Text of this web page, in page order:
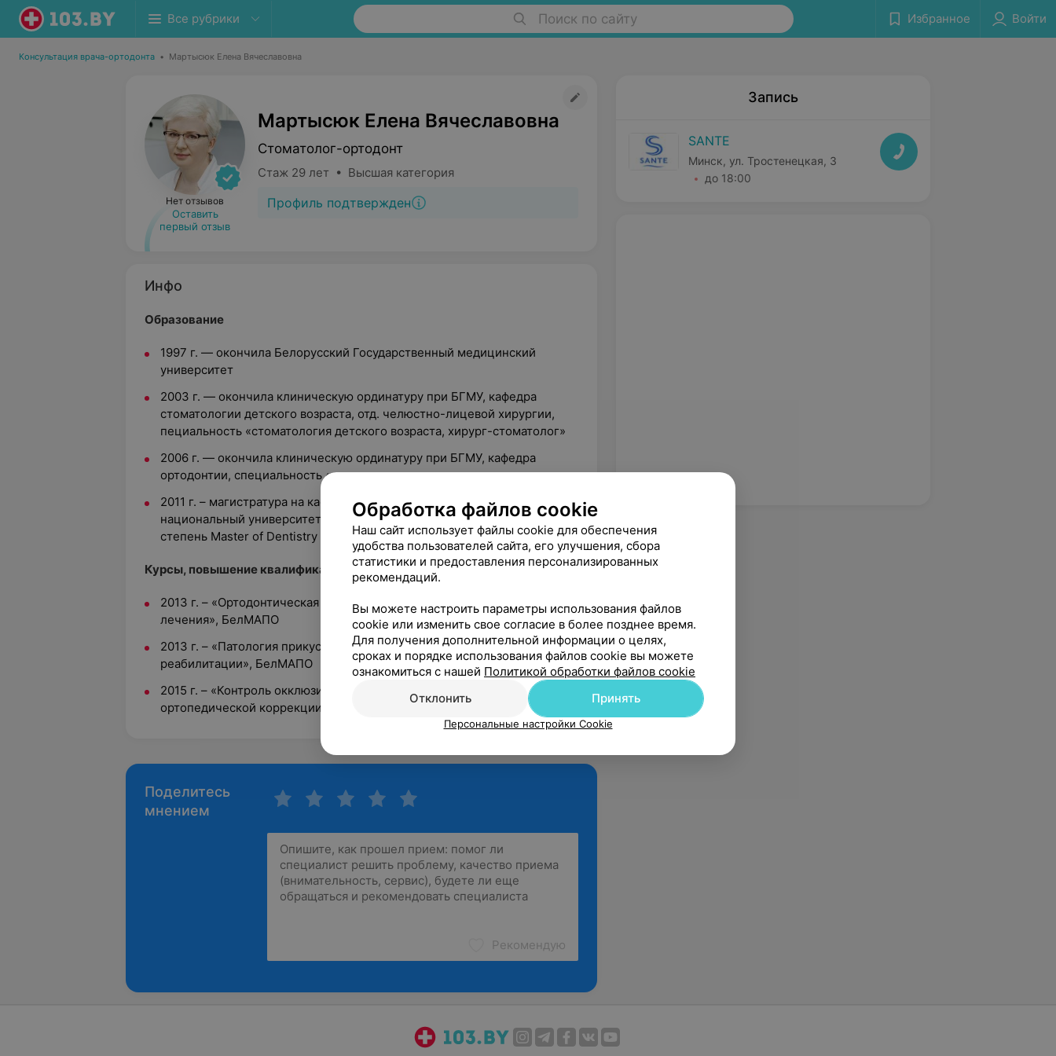
Все рубрики Поиск по сайту Избранное Войти
Консультация врача-ортодонта • Мартысюк Елена Вячеславовна
Нет отзывов
Оставить
первый отзыв
Мартысюк Елена Вячеславовна
Стоматолог-ортодонт
Стаж 29 лет • Высшая категория
Профиль подтвержден
Инфо
Образование
1997 г. — окончила Белорусский Государственный медицинский
университет
2003 г. — окончила клиническую ординатуру при БГМУ, кафедра
стоматологии детского возраста, отд. челюстно-лицевой хирургии,
пециальность «стоматология детского возраста, хирург-стоматолог»
2006 г. — окончила клиническую ординатуру при БГМУ, кафедра
ортодонтии, специальность «ортодонт»
2011 г. – магистратура на кафедре ортодонтии , Корейский
национальный университет (Южная Корея, г. Дэгу), присвоена ученая
степень Master of Dentistry
Курсы, повышение квалификации
2013 г. – «Ортодонтическая подготовка на этапах ортопедического
лечения», БелМАПО
2013 г. – «Патология прикуса у детей и взрослых. Алгоритм
реабилитации», БелМАПО
2015 г. – «Контроль окклюзии на этапах ортодонтической и
ортопедической коррекции прикуса», БелМАПО
Поделитесь
мнением
Рекомендую
Запись
SANTE
Минск, ул. Тростенецкая, 3
до 18:00
Обработка файлов cookie
Наш сайт использует файлы cookie для обеспечения
удобства пользователей сайта, его улучшения, сбора
статистики и предоставления персонализированных
рекомендаций.
Вы можете настроить параметры использования файлов
cookie или изменить свое согласие в более позднее время.
Для получения дополнительной информации о целях,
сроках и порядке использования файлов cookie вы можете
ознакомиться с нашей Политикой обработки файлов cookie
Отклонить
Принять
Персональные настройки Cookie